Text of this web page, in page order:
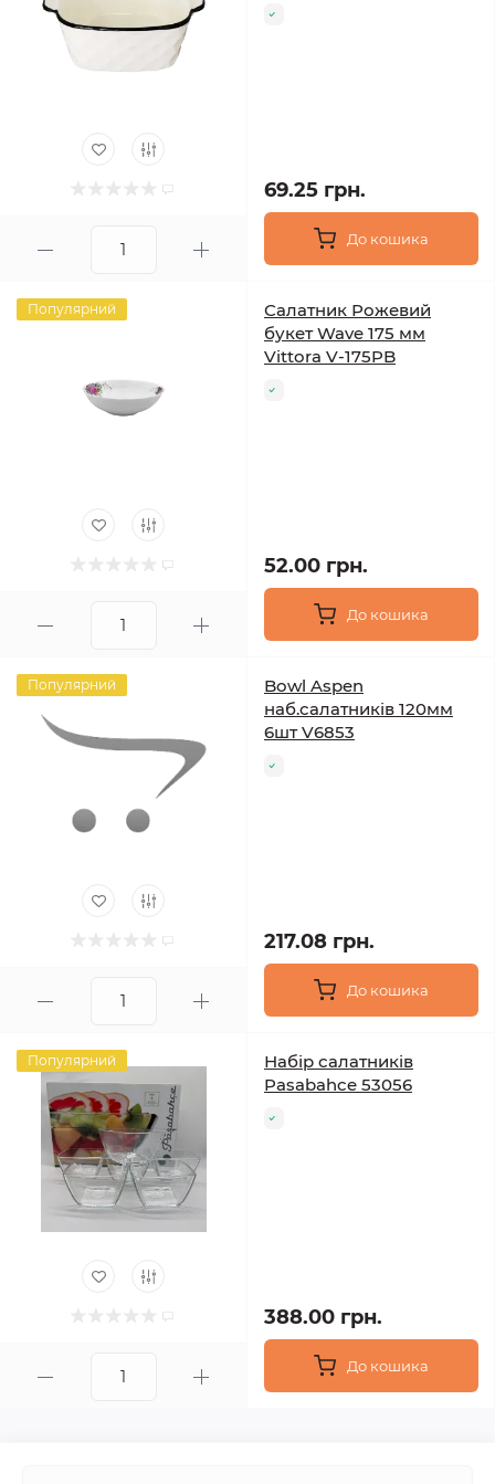
69.25 грн.
До кошика
Популярний
Салатник Рожевий
букет Wave 175 мм
Vittora V-175PB
52.00 грн.
До кошика
Популярний
Bowl Aspen
наб.салатників 120мм
6шт V6853
217.08 грн.
До кошика
Популярний
Набір салатників
Pasabahce 53056
388.00 грн.
До кошика